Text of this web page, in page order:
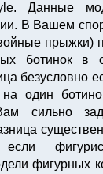
Данные
В Вашем
прыжки)
ботинок в
безусловно
один
сильно
фигурных